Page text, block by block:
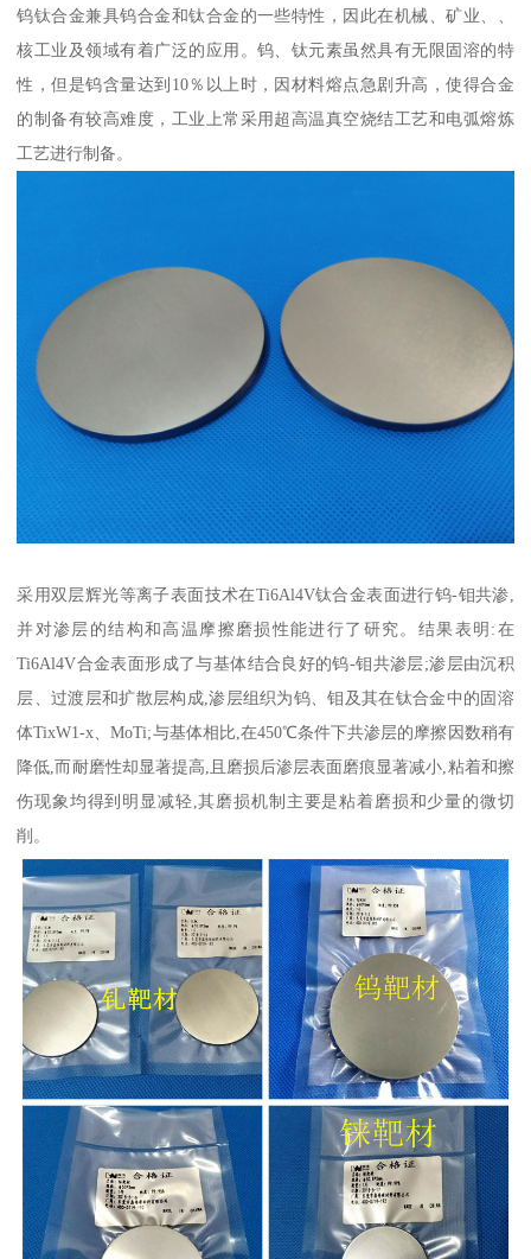
钨钛合金兼具钨合金和钛合金的一些特性，因此在机械、矿业、、
核工业及领域有着广泛的应用。钨、钛元素虽然具有无限固溶的特
性，但是钨含量达到10％以上时，因材料熔点急剧升高，使得合金
的制备有较高难度，工业上常采用超高温真空烧结工艺和电弧熔炼
工艺进行制备。
采用双层辉光等离子表面技术在Ti6Al4V钛合金表面进行钨-钼共渗,
并对渗层的结构和高温摩擦磨损性能进行了研究。结果表明:在
Ti6Al4V合金表面形成了与基体结合良好的钨-钼共渗层;渗层由沉积
层、过渡层和扩散层构成,渗层组织为钨、钼及其在钛合金中的固溶
体TixW1-x、MoTi;与基体相比,在450℃条件下共渗层的摩擦因数稍有
降低,而耐磨性却显著提高,且磨损后渗层表面磨痕显著减小,粘着和擦
伤现象均得到明显减轻,其磨损机制主要是粘着磨损和少量的微切
削。